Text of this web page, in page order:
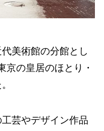
美術館の分館とし
京の皇居のほとり・
芸やデザイン作品